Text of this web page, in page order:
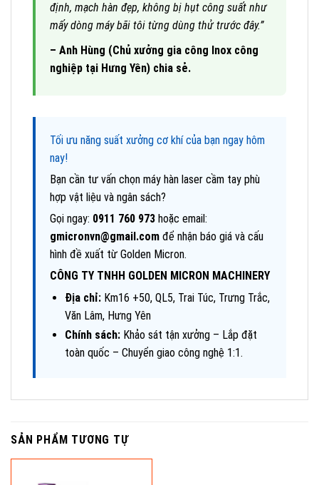
định, mạch hàn đẹp, không bị hụt công suất như
mấy dòng máy bãi tôi từng dùng thử trước đây.”
– Anh Hùng (Chủ xưởng gia công Inox công
nghiệp tại Hưng Yên) chia sẻ.
Tối ưu năng suất xưởng cơ khí của bạn ngay hôm
nay!
Bạn cần tư vấn chọn máy hàn laser cầm tay phù
hợp vật liệu và ngân sách?
Gọi ngay: 0911 760 973 hoặc email:
gmicronvn@gmail.com để nhận báo giá và cấu
hình đề xuất từ Golden Micron.
CÔNG TY TNHH GOLDEN MICRON MACHINERY
Địa chỉ:Km16 +50, QL5, Trai Túc, Trưng Trắc,
Văn Lâm, Hưng Yên
Chính sách:Khảo sát tận xưởng – Lắp đặt
toàn quốc – Chuyển giao công nghệ 1:1.
SẢN PHẨM TƯƠNG TỰ